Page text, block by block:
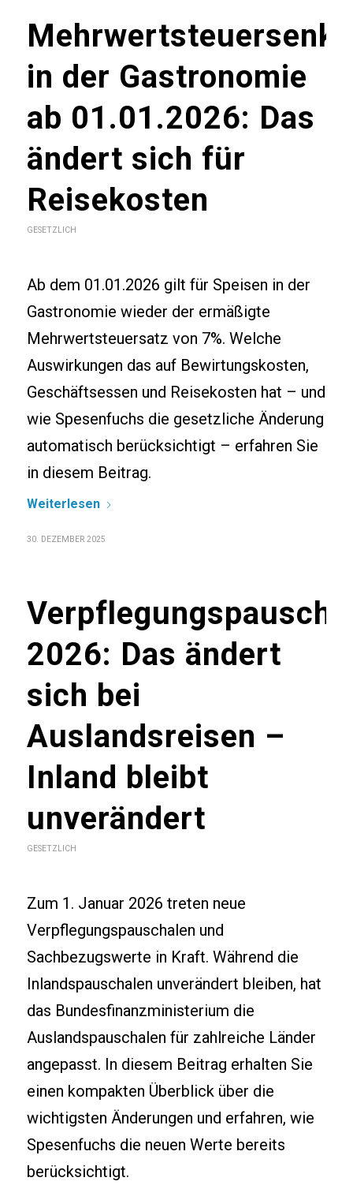
in der Gastronomie
ab 01.01.2026: Das
ändert sich für
Reisekosten
GESETZLICH
Ab dem 01.01.2026 gilt für Speisen in der
Gastronomie wieder der ermäßigte
Mehrwertsteuersatz von 7%. Welche
Auswirkungen das auf Bewirtungskosten,
Geschäftsessen und Reisekosten hat – und
wie Spesenfuchs die gesetzliche Änderung
automatisch berücksichtigt – erfahren Sie
in diesem Beitrag.
Weiterlesen
30. DEZEMBER 2025
2026: Das ändert
sich bei
Auslandsreisen –
Inland bleibt
unverändert
GESETZLICH
Zum 1. Januar 2026 treten neue
Verpflegungspauschalen und
Sachbezugswerte in Kraft. Während die
Inlandspauschalen unverändert bleiben, hat
das Bundesfinanzministerium die
Auslandspauschalen für zahlreiche Länder
angepasst. In diesem Beitrag erhalten Sie
einen kompakten Überblick über die
wichtigsten Änderungen und erfahren, wie
Spesenfuchs die neuen Werte bereits
berücksichtigt.